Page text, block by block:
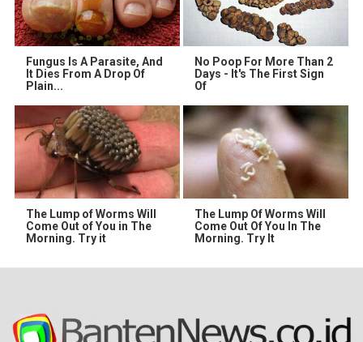
Fungus Is A Parasite, And
It Dies From A Drop Of
Plain...
No Poop For More Than 2
Days - It's The First Sign
Of
The Lump of Worms Will
Come Out of You in The
Morning. Try it
The Lump Of Worms Will
Come Out Of You In The
Morning. Try It